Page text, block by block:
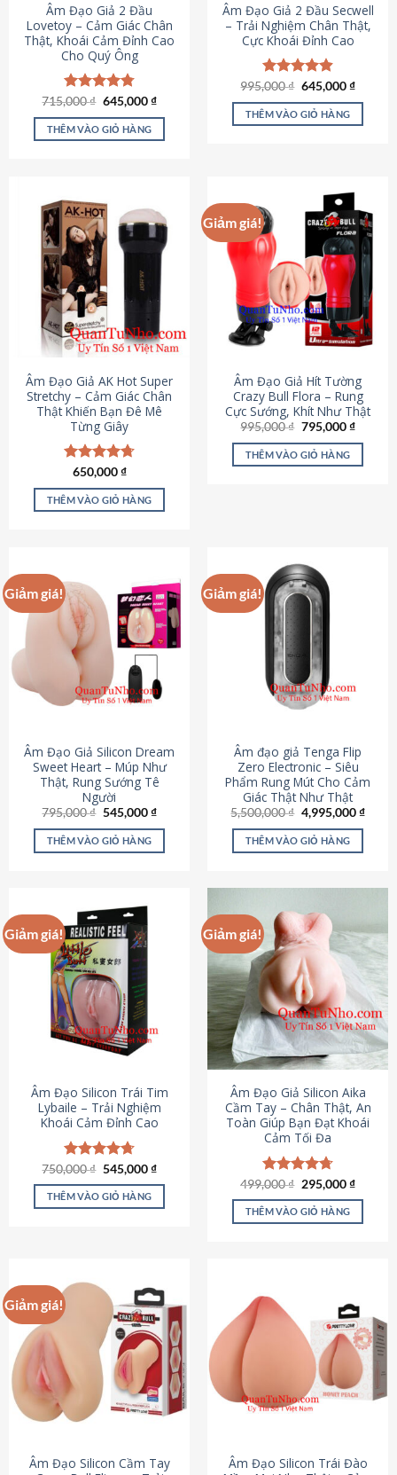
Âm Đạo Giả 2 Đầu
Lovetoy – Cảm Giác Chân
Thật, Khoái Cảm Đỉnh Cao
Cho Quý Ông
Được xếp
hạng4.79
5 sao
715,000₫ Giá
là:
715,000 ₫.
645,000₫Giá
tại
THÊM VÀO GIỎ HÀNG
Âm Đạo Giả 2 Đầu Secwell
– Trải Nghiệm Chân Thật,
Cực Khoái Đỉnh Cao
Được xếp
hạng4.88
5 sao
995,000₫ Giá
là:
995,000 ₫.
645,000₫Giá
tại
THÊM VÀO GIỎ HÀNG
Âm Đạo Giả AK Hot Super
Stretchy – Cảm Giác Chân
Thật Khiến Bạn Đê Mê
Từng Giây
Được xếp
hạng4.75
5 sao
650,000₫
THÊM VÀO GIỎ HÀNG
Giảm giá!
Âm Đạo Giả Hít Tường
Crazy Bull Flora – Rung
Cực Sướng, Khít Như Thật
995,000₫ Giá
là:
995,000 ₫.
795,000₫Giá
tại
THÊM VÀO GIỎ HÀNG
Giảm giá!
Âm Đạo Giả Silicon Dream
Sweet Heart – Múp Như
Thật, Rung Sướng Tê
Người
795,000₫ Giá
là:
795,000 ₫.
545,000₫Giá
tại
545,000 ₫.
THÊM VÀO GIỎ HÀNG
Giảm giá!
Âm đạo giả Tenga Flip
Zero Electronic – Siêu
Phẩm Rung Mút Cho Cảm
Giác Thật Như Thật
5,500,000₫ Giá
gốc
là:
5,500,000 ₫.
4,995,000₫Giá
THÊM VÀO GIỎ HÀNG
Giảm giá!
Âm Đạo Silicon Trái Tim
Lybaile – Trải Nghiệm
Khoái Cảm Đỉnh Cao
Được xếp
hạng4.70
5 sao
750,000₫ Giá
là:
750,000 ₫.
545,000₫Giá
tại
545,000 ₫.
THÊM VÀO GIỎ HÀNG
Giảm giá!
Âm Đạo Giả Silicon Aika
Cầm Tay – Chân Thật, An
Toàn Giúp Bạn Đạt Khoái
Cảm Tối Đa
Được xếp
hạng4.75
5 sao
499,000₫ Giá
là:
499,000 ₫.
295,000₫Giá
tại
THÊM VÀO GIỎ HÀNG
Giảm giá!
Âm Đạo Silicon Cầm Tay
Âm Đạo Silicon Trái Đào